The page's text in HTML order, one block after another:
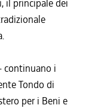
il principale dei
continuano i
Tondo di
per i Beni e